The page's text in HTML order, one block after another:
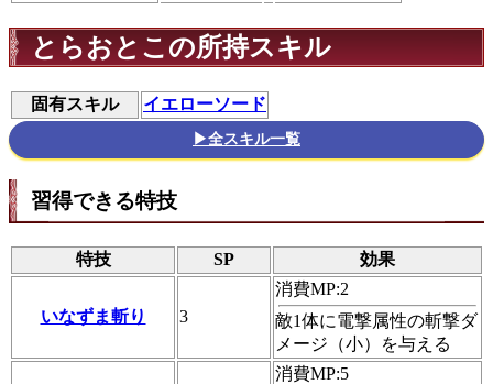
とらおとこの所持スキル
固有スキル イエローソード
▶全スキル一覧
習得できる特技
特技 SP 効果
いなずま斬り 3
消費MP:2
敵1体に電撃属性の斬撃ダ
メージ（小）を与える
消費MP:5